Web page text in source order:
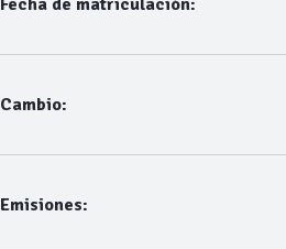
Fecha de matriculación:
Cambio:
Emisiones: